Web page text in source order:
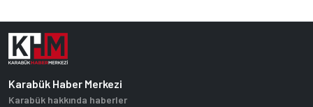
Karabük Haber Merkezi
Karabük hakkında haberler